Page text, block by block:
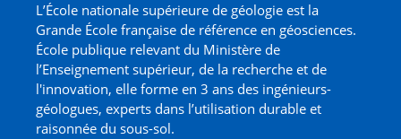
L’École nationale supérieure de géologie est la
Grande École française de référence en géosciences.
École publique relevant du Ministère de
l’Enseignement supérieur, de la recherche et de
l'innovation, elle forme en 3 ans des ingénieurs-
géologues, experts dans l’utilisation durable et
raisonnée du sous-sol.